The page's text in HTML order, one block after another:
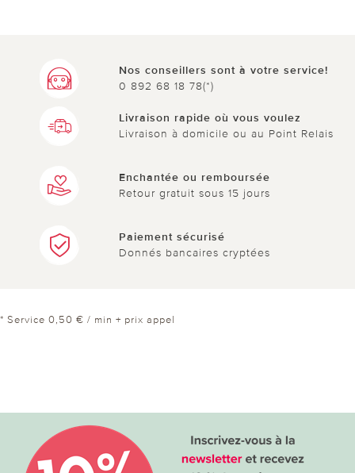
Nos conseillers sont à votre service!
0 892 68 18 78(*)
Livraison rapide où vous voulez
Livraison à domicile ou au Point Relais
Enchantée ou remboursée
Retour gratuit sous 15 jours
Paiement sécurisé
Donnés bancaires cryptées
* Service 0,50 € / min + prix appel